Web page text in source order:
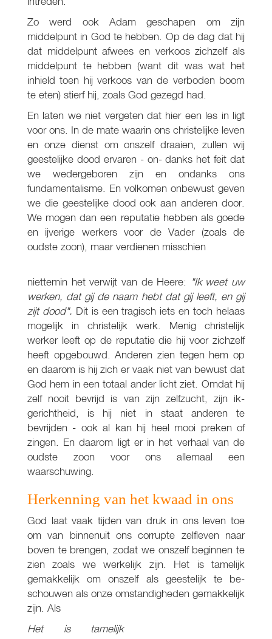
Zo werd ook Adam geschapen om zijn
middelpunt in God te hebben. Op de dag dat hij
dat middelpunt afwees en verkoos zichzelf als
middelpunt te hebben (want dit was wat het
inhield toen hij verkoos van de verboden boom
te eten) stierf hij, zoals God gezegd had.
En laten we niet vergeten dat hier een les in ligt
voor ons. In de mate waarin ons christelijke leven
en onze dienst om onszelf draaien, zullen wij
geestelijke dood ervaren - on- danks het feit dat
we wedergeboren zijn en ondanks ons
fundamentalisme. En volkomen onbewust geven
we die geestelijke dood ook aan anderen door.
We mogen dan een reputatie hebben als goede
en ijverige werkers voor de Vader (zoals de
oudste zoon), maar verdienen misschien
niettemin het verwijt van de Heere: "Ik weet uw
werken, dat gij de naam hebt dat gij leeft, en gij
zijt dood". Dit is een tragisch iets en toch helaas
mogelijk in christelijk werk. Menig christelijk
werker leeft op de reputatie die hij voor zichzelf
heeft opgebouwd. Anderen zien tegen hem op
en daarom is hij zich er vaak niet van bewust dat
God hem in een totaal ander licht ziet. Omdat hij
zelf nooit bevrijd is van zijn zelfzucht, zijn ik-
gerichtheid, is hij niet in staat anderen te
bevrijden - ook al kan hij heel mooi preken of
zingen. En daarom ligt er in het verhaal van de
oudste zoon voor ons allemaal een
waarschuwing.
Herkenning van het kwaad in ons
God laat vaak tijden van druk in ons leven toe
om van binnenuit ons corrupte zelfleven naar
boven te brengen, zodat we onszelf beginnen te
zien zoals we werkelijk zijn. Het is tamelijk
gemakkelijk om onszelf als geestelijk te be-
schouwen als onze omstandigheden gemakkelijk
zijn. Als
Het is tamelijk